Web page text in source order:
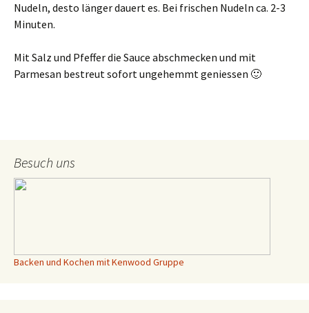
Nudeln, desto länger dauert es. Bei frischen Nudeln ca. 2-3
Minuten.
Mit Salz und Pfeffer die Sauce abschmecken und mit
Parmesan bestreut sofort ungehemmt geniessen 🙂
Besuch uns
Backen und Kochen mit Kenwood Gruppe